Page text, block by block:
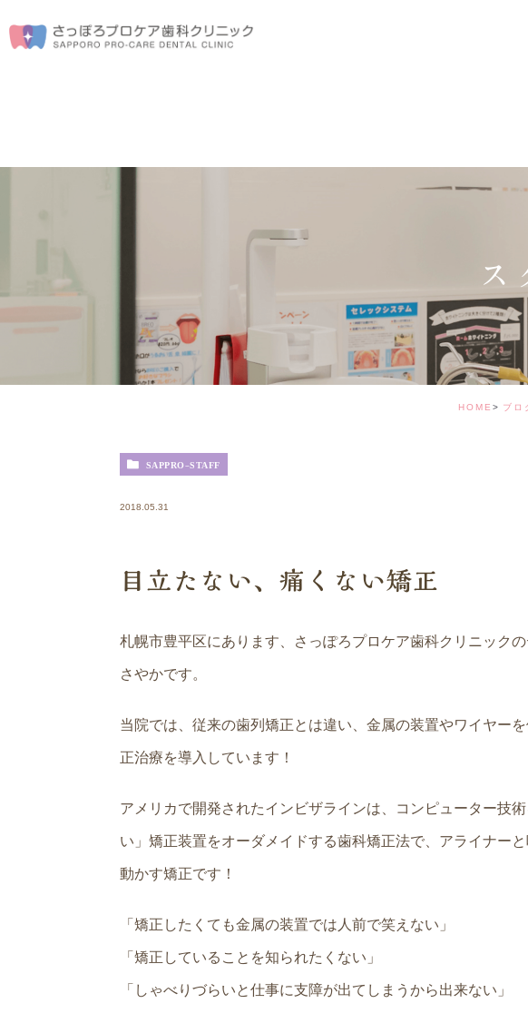
ス
HOME ブロ
SAPPRO-STAFF
2018.05.31
目立たない、痛くない矯正
札幌市豊平区にあります、さっぽろプロケア歯科クリニック
さやかです。
当院では、従来の歯列矯正とは違い、金属の装置やワイヤー
正治療を導入しています！
アメリカで開発されたインビザラインは、コンピューター技
い」矯正装置をオーダメイドする歯科矯正法で、アライナー
動かす矯正です！
「矯正したくても金属の装置では人前で笑えない」
「矯正していることを知られたくない」
「しゃべりづらいと仕事に支障が出てしまうから出来ない」